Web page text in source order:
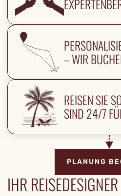
– WIR
REISEN SIE
SIND 24/7
PLANUNG
IHR REISEDESIGNER